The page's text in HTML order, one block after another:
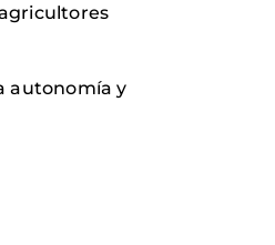
autonomía y